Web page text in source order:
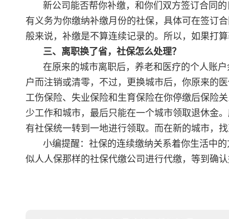
新公司能否帮你补缴，和你们双方签订合同
有义务为你缴纳补缴月份的社保，具体可在签订
般来说，补缴是不算连续记录的。所以，如果打
三、离职换了省，社保怎么处理？
在原来的城市离职后，养老和医疗的个人账
户而注销或清零，不过，更换城市后，你原来的
工伤保险、失业保险和生育保险在你停缴后保险
少工作和城市，最后只能在一个城市领取退休金
有社保统一转到一地进行领取。而在新的城市，
小编提醒：社保的连续缴纳关系着你生活中
似人人保那样的社保代缴公司进行代缴，等到确